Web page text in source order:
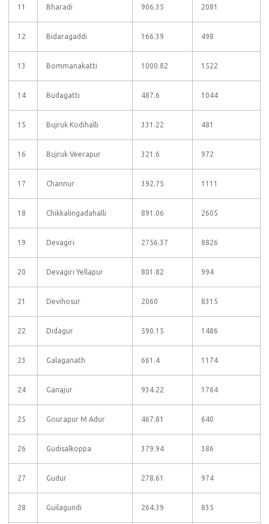
11 Bharadi 906.35 2081
12 Bidaragaddi 166.39 498
13 Bommanakatti 1000.82 1522
14 Budagatti 487.6 1044
15 Bujruk Kodihalli 331.22 481
16 Bujruk Veerapur 321.6 972
17 Channur 392.75 1111
18 Chikkalingadahalli 891.06 2605
19 Devagiri 2756.37 8826
20 Devagiri Yellapur 801.82 994
21 Devihosur 2060 8315
22 Didagur 590.15 1486
23 Galaganath 661.4 1174
24 Ganajur 934.22 1764
25 Gourapur M Adur 467.81 640
26 Gudisalkoppa 379.94 386
27 Gudur 278.61 974
28 Guilagundi 264.39 835